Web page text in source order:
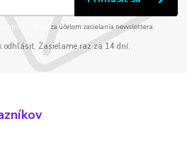
údajov za účelom zasielania newslettera.
odhlásiť. Zasielame raz za 14 dní.